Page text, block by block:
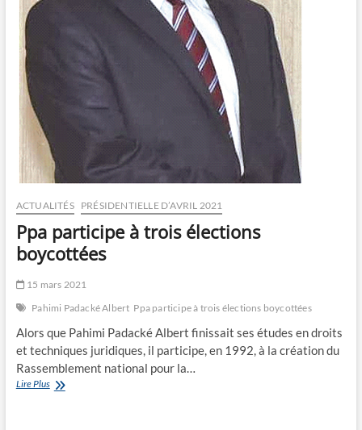
ACTUALITÉS PRÉSIDENTIELLE D’AVRIL 2021
Ppa participe à trois élections
boycottées
15 mars 2021
Pahimi Padacké Albert Ppa participe à trois élections boycottées
Alors que Pahimi Padacké Albert finissait ses études en droits
et techniques juridiques, il participe, en 1992, à la création du
Rassemblement national pour la…
Lire PlusPpa